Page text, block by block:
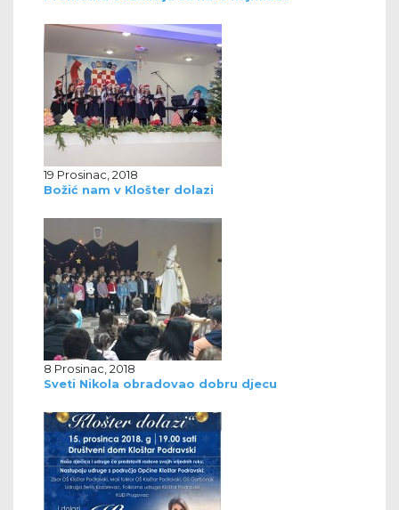
19 Prosinac, 2018
Božić nam v Klošter dolazi
8 Prosinac, 2018
Sveti Nikola obradovao dobru djecu